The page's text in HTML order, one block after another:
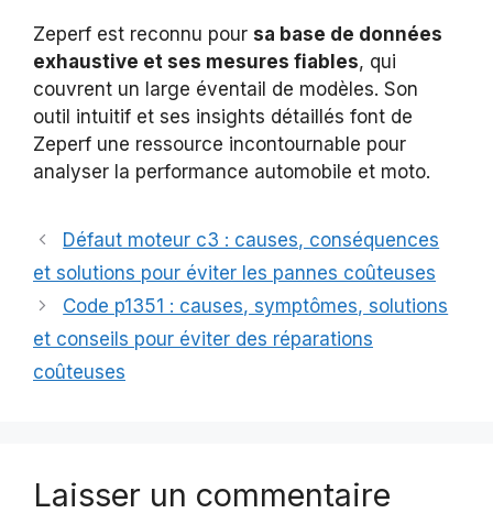
Zeperf est reconnu pour sa base de données
exhaustive et ses mesures fiables, qui
couvrent un large éventail de modèles. Son
outil intuitif et ses insights détaillés font de
Zeperf une ressource incontournable pour
analyser la performance automobile et moto.
Défaut moteur c3 : causes, conséquences
et solutions pour éviter les pannes coûteuses
Code p1351 : causes, symptômes, solutions
et conseils pour éviter des réparations
coûteuses
Laisser un commentaire